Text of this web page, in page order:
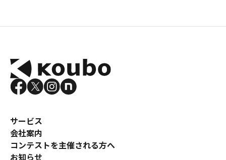
サービス
会社案内
コンテストを主催される方へ
お知らせ